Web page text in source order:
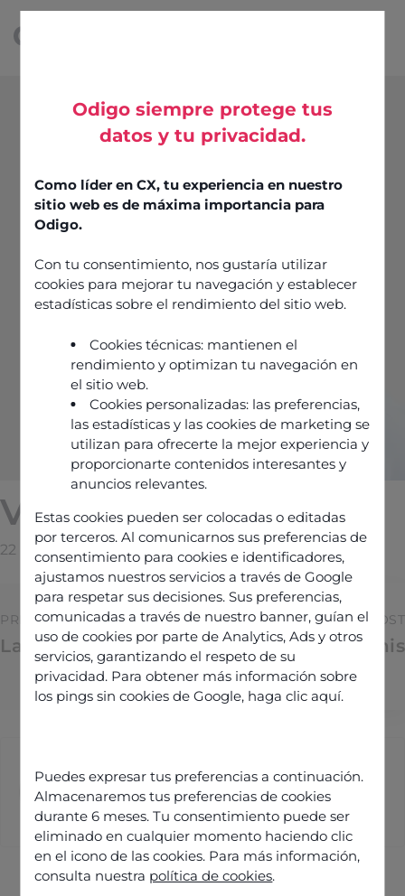
Odigo siempre protege tus
datos y tu privacidad.
Como líder en CX, tu experiencia en nuestro
sitio web es de máxima importancia para
Odigo.
Con tu consentimiento, nos gustaría utilizar
cookies para mejorar tu navegación y establecer
estadísticas sobre el rendimiento del sitio web.
Cookies técnicas: mantienen el
rendimiento y optimizan tu navegación en
el sitio web.
Cookies personalizadas: las preferencias,
las estadísticas y las cookies de marketing se
utilizan para ofrecerte la mejor experiencia y
proporcionarte contenidos interesantes y
anuncios relevantes.
Estas cookies pueden ser colocadas o editadas
por terceros. Al comunicarnos sus preferencias de
consentimiento para cookies e identificadores,
ajustamos nuestros servicios a través de Google
para respetar sus decisiones. Sus preferencias,
comunicadas a través de nuestro banner, guían el
uso de cookies por parte de Analytics, Ads y otros
servicios, garantizando el respeto de su
privacidad. Para obtener más información sobre
los pings sin cookies de Google, haga clic aquí.
Puedes expresar tus preferencias a continuación.
Almacenaremos tus preferencias de cookies
durante 6 meses. Tu consentimiento puede ser
eliminado en cualquier momento haciendo clic
en el icono de las cookies. Para más información,
consulta nuestra política de cookies.
Victor Nguyen
22 February 2026 Manuel@galadrim.fr
PREVIOUS POST
Laurent FAVRE
NEXT POST
Mélanie Denis
Manuel@galadrim.fr